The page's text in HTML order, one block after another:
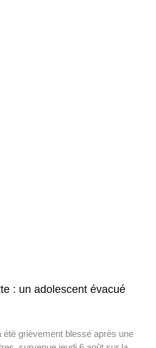
: un adolescent évacué
été grièvement blessé après une